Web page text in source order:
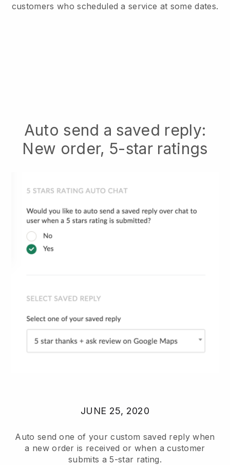
customers who scheduled a service at some dates.
Auto send a saved reply:
New order, 5-star ratings
JUNE 25, 2020
Auto send one of your custom saved reply when
a new order is received or when a customer
submits a 5-star rating.